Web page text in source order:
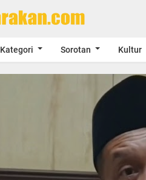
Kategori Sorotan Kultur